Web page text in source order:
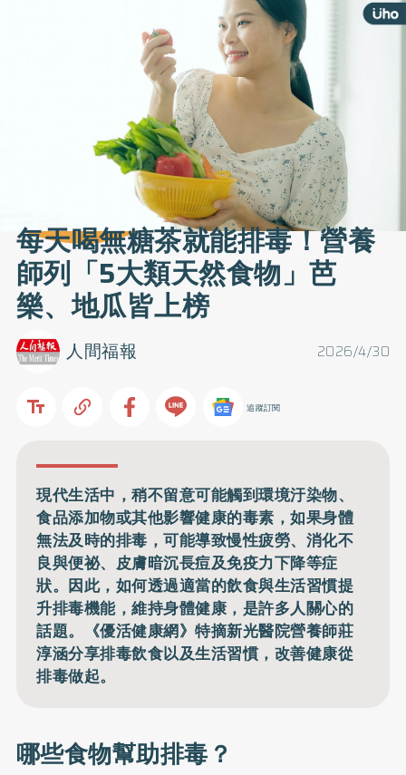
每天喝無糖茶就能排毒！營養
師列「5大類天然食物」芭
樂、地瓜皆上榜
2026/4/30
人間福報
追蹤訂閱
現代生活中，稍不留意可能觸到環境汙染物、
食品添加物或其他影響健康的毒素，如果身體
無法及時的排毒，可能導致慢性疲勞、消化不
良與便祕、皮膚暗沉長痘及免疫力下降等症
狀。因此，如何透過適當的飲食與生活習慣提
升排毒機能，維持身體健康，是許多人關心的
話題。《優活健康網》特摘新光醫院營養師莊
淳涵分享排毒飲食以及生活習慣，改善健康從
排毒做起。
哪些食物幫助排毒？